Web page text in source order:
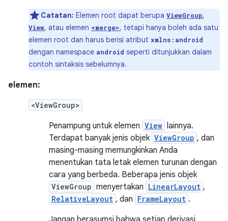
Catatan: Elemen root dapat berupa ViewGroup,
View, atau elemen <merge>, tetapi hanya boleh ada satu
elemen root dan harus berisi atribut xmlns:android
dengan namespace android seperti ditunjukkan dalam
contoh sintaksis sebelumnya.
elemen:
<ViewGroup>
Penampung untuk elemen View lainnya.
Terdapat banyak jenis objek ViewGroup , dan
masing-masing memungkinkan Anda
menentukan tata letak elemen turunan dengan
cara yang berbeda. Beberapa jenis objek
ViewGroup menyertakan LinearLayout ,
RelativeLayout , dan FrameLayout .